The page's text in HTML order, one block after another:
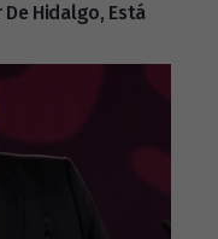
Hidalgo, Está